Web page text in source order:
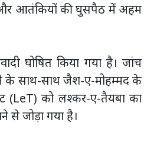
और आतंकियों की घुसपैठ में अहम
घोषित किया गया है। जांच
के साथ-साथ जैश-ए-मोहम्मद के
(LeT) को लश्कर-ए-तैयबा का
से जोड़ा गया है।